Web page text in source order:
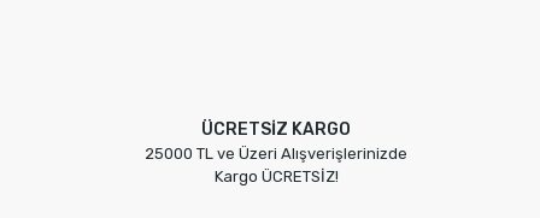
ÜCRETSİZ KARGO
25000 TL ve Üzeri Alışverişlerinizde
Kargo ÜCRETSİZ!